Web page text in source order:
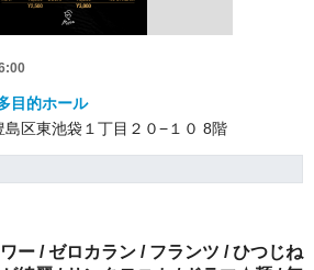
目的ホール
区東池袋１丁目２０−１０ 8階
ー / ゼロカラン / フランツ / ひつじね